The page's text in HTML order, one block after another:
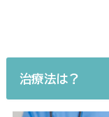
治療法は？